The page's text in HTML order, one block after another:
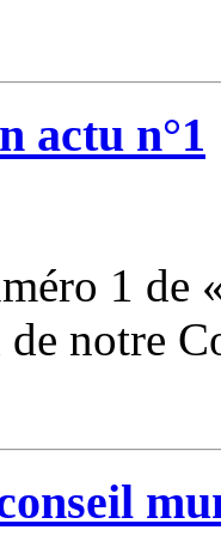
actu n°1
1 de
notre